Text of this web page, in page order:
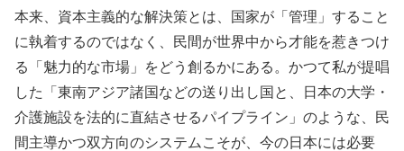
本来、資本主義的な解決策とは、国家が「管理」すること
に執着するのではなく、民間が世界中から才能を惹きつけ
る「魅力的な市場」をどう創るかにある。かつて私が提唱
した「東南アジア諸国などの送り出し国と、日本の大学・
介護施設を法的に直結させるパイプライン」のような、民
間主導かつ双方向のシステムこそが、今の日本には必要